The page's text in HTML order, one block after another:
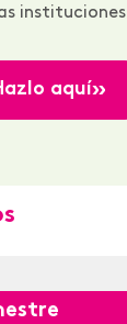
instituciones
aquí»